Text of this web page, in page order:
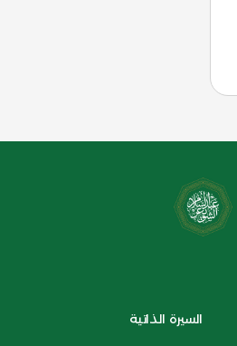
السيرة الذاتية